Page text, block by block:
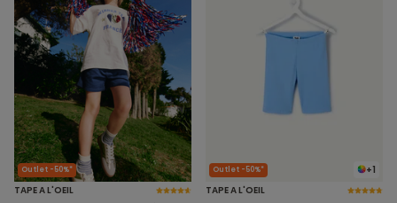
Outlet -50%*
TAPE A L'OEIL
+1
Outlet -50%*
TAPE A L'OEIL